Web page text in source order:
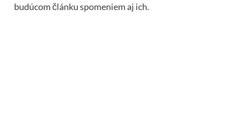
budúcom článku spomeniem aj ich.